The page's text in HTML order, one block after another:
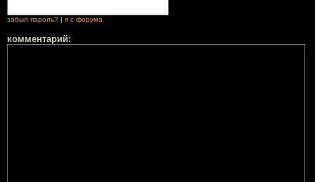
забыл пароль? я с форума
комментарий: